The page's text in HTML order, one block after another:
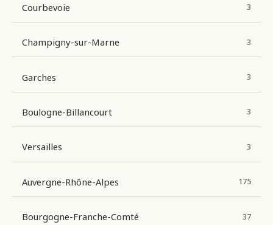
Courbevoie 3
Champigny-sur-Marne 3
Garches 3
Boulogne-Billancourt 3
Versailles 3
Auvergne-Rhône-Alpes 175
Bourgogne-Franche-Comté 37